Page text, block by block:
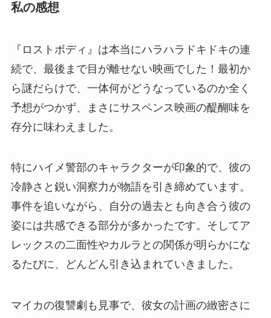
私の感想
『ロストボディ』は本当にハラハラドキドキの連
続で、最後まで目が離せない映画でした！最初か
ら謎だらけで、一体何がどうなっているのか全く
予想がつかず、まさにサスペンス映画の醍醐味を
存分に味わえました。
特にハイメ警部のキャラクターが印象的で、彼の
冷静さと鋭い洞察力が物語を引き締めています。
事件を追いながら、自分の過去とも向き合う彼の
姿には共感できる部分が多かったです。そしてア
レックスの二面性やカルラとの関係が明らかにな
るたびに、どんどん引き込まれていきました。
マイカの復讐劇も見事で、彼女の計画の緻密さに